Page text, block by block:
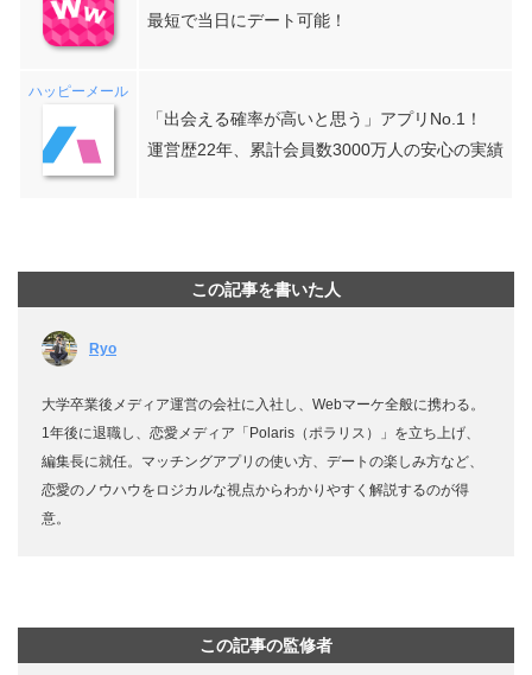
最短で当日にデート可能！
ハッピーメール
「出会える確率が高いと思う」アプリNo.1！
運営歴22年、累計会員数3000万人の安心の実績
この記事を書いた人
Ryo
大学卒業後メディア運営の会社に入社し、Webマーケ全般に携わる。
1年後に退職し、恋愛メディア「Polaris（ポラリス）」を立ち上げ、
編集長に就任。マッチングアプリの使い方、デートの楽しみ方など、
恋愛のノウハウをロジカルな視点からわかりやすく解説するのが得
意。
この記事の監修者